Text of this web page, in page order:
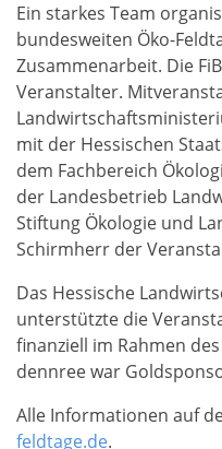
Ein starkes Team
bundesweiten Öko-
Zusammenarbeit. Die
Veranstalter.
mit der Hessischen
dem Fachbereich
der Landesbetrieb
Stiftung Ökologie und
Schirmherr der
Das Hessische
unterstützte die
finanziell im Rahmen
dennree war
Alle Informationen auf
feldtage.de.